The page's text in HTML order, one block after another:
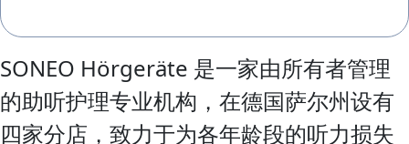
SONEO Hörgeräte 是一家由所有者管理
的助听护理专业机构，在德国萨尔州设有
四家分店，致力于为各年龄段的听力损失